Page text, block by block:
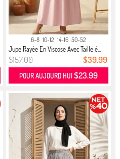
6-8 10-12 14-16 50-52
Jupe Rayée En Viscose Avec Taille é...
$157.00 $39.99
POUR AUJOURD HUI $23.99